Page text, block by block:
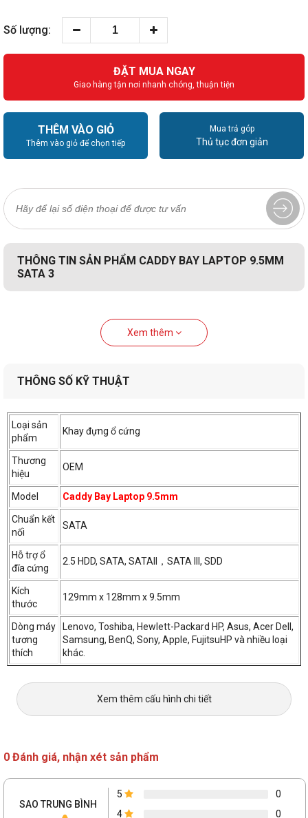
Số lượng:
ĐẶT MUA NGAY
Giao hàng tận nơi nhanh chóng, thuận tiện
THÊM VÀO GIỎ
Thêm vào giỏ để chọn tiếp
Mua trả góp
Thủ tục đơn giản
THÔNG TIN SẢN PHẨM CADDY BAY LAPTOP 9.5MM
SATA 3
Xem thêm
THÔNG SỐ KỸ THUẬT
Loại sản
phẩm
Khay đựng ổ cứng
Thương
hiệu
OEM
Model Caddy Bay Laptop 9.5mm
Chuẩn kết
nối
SATA
Hỗ trợ ổ
đĩa cứng
2.5 HDD, SATA, SATAII，SATA III, SDD
Kích
thước
129mm x 128mm x 9.5mm
Dòng máy
tương
thích
Lenovo, Toshiba, Hewlett-Packard HP, Asus, Acer Dell,
Samsung, BenQ, Sony, Apple, FujitsuHP và nhiều loại
khác.
Xem thêm cấu hình chi tiết
0 Đánh giá, nhận xét sản phẩm
SAO TRUNG BÌNH
5
0
4
0